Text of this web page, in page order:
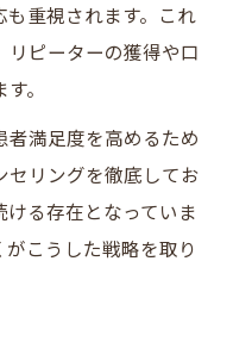
重視されます。これ
リピーターの獲得や口
。
満足度を高めるため
セリングを徹底してお
る存在となっていま
こうした戦略を取り